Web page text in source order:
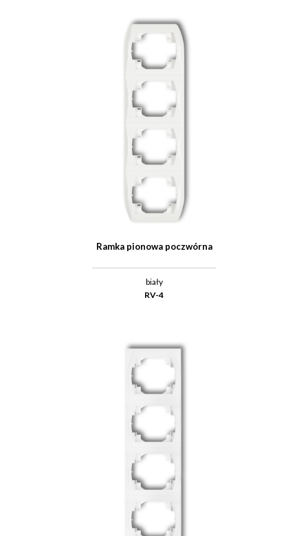
Ramka pionowa poczwórna
biały
RV-4